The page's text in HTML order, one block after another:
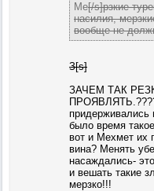
Ме[/s]рзкие
насилия,
вообще не
З[s]
ЗАЧЕМ ТАК
придерживались
было время
вот и Мехмет их
вина? Менять
насаждались-
и вешать такие
мерзко!!!